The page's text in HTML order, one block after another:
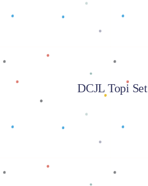
DCJL Topi Set
Baca selengkapnya